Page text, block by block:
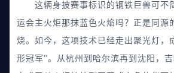
这辆身披赛事标识的钢铁巨兽可不
运会主火炬那抹蓝色火焰吗？正是同源
烧。如今，这项技术已经走出聚光灯，
形冠军"。从杭州到哈尔滨再到沈阳，